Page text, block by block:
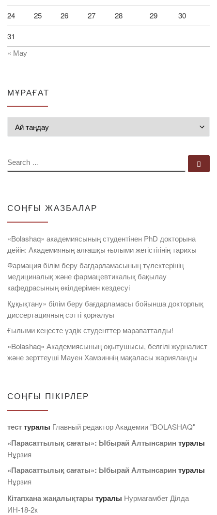
24 25 26 27 28 29 30
31
« Мау
МҰРАҒАТ
SEARCH
СОҢҒЫ ЖАЗБАЛАР
«Bolashaq» академиясының студентінен PhD докторына
дейін: Академияның алғашқы ғылыми жетістігінің тарихы
Фармация білім беру бағдарламасының түлектерінің
медициналық және фармацевтикалық бақылау
кафедрасының өкілдерімен кездесуі
Құқықтану» білім беру бағдарламасы бойынша докторлық
диссертацияның сәтті қорғалуы
Ғылыми кеңесте үздік студенттер марапатталды!
«Bolashaq» Академиясының оқытушысы, белгілі журналист
және зерттеуші Мауен Хамзиннің мақаласы жарияланды
СОҢҒЫ ПІКІРЛЕР
тесттуралы Главный редактор Академии "BOLASHAQ"
«Парасаттылық сағаты»: Ыбырай Алтынсарин туралы
Нұрзия
«Парасаттылық сағаты»: Ыбырай Алтынсарин туралы
Нұрзия
Кітапхана жаңалықтары туралы Нурмагамбет Дiлда
ИН-18-2к